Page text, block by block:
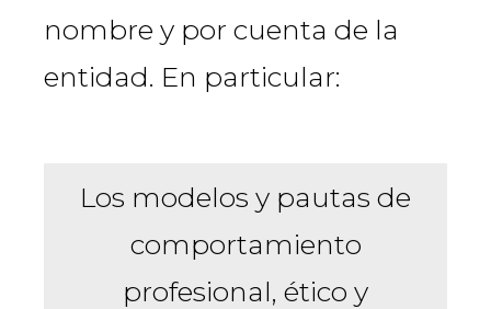
nombre y por cuenta de la
entidad. En particular:
Los modelos y pautas de
comportamiento
profesional, ético y